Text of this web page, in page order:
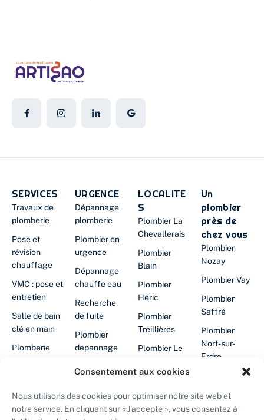
Consentement aux cookies
Nous utilisons des cookies pour optimiser notre site web et
notre service. En cliquant sur « J’accepte », vous consentez à
SERVICES
Travaux de
plomberie
Pose et
révision
chauffage
VMC : pose et
entretien
Salle de bain
clé en main
Plomberie
d'eau
Désembouage
URGENCE
Dépannage
plomberie
Plombier en
urgence
Dépannage
chauffe eau
Recherche
de fuite
Plombier
depannage
en panne
Plombier
LOCALITE
S
Plombier La
Chevallerais
Plombier
Blain
Plombier
Héric
Plombier
Treillières
Plombier Le
Grandchamp-
des-
Un
plombier
près de
chez vous
Plombier
Nozay
Plombier Vay
Plombier
Saffré
Plombier
Nort-sur-
Erdre
Plombier La